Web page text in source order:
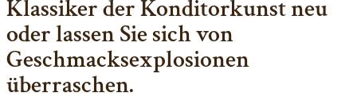
Klassiker der Konditorkunst neu
oder lassen Sie sich von
Geschmacksexplosionen
überraschen.